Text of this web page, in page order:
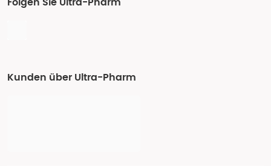
Folgen Sie Ultra-Pharm
Kunden über Ultra-Pharm